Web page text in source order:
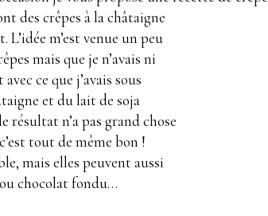
des crêpes à la châtaigne
m’est venue un peu
mais que je n’avais ni
ce que j’avais sous
et du lait de soja
résultat n’a pas grand chose
tout de même bon !
mais elles peuvent aussi
chocolat fondu…